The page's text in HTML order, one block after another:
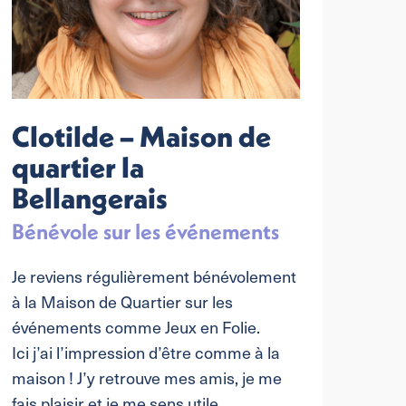
Clotilde – Maison de
quartier la
Bellangerais
Bénévole sur les événements
Je reviens régulièrement bénévolement
à la Maison de Quartier sur les
événements comme Jeux en Folie.
Ici j’ai l’impression d’être comme à la
maison ! J’y retrouve mes amis, je me